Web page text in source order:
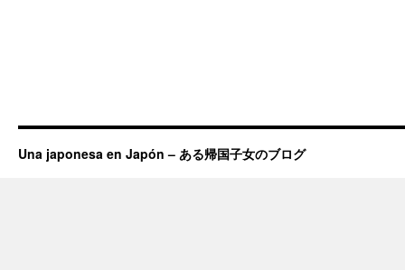
Una japonesa en Japón – ある帰国子女のブログ